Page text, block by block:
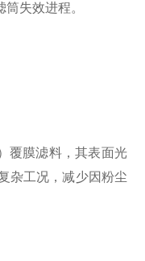
失效进程。
覆膜滤料，其表面光
杂工况，减少因粉尘